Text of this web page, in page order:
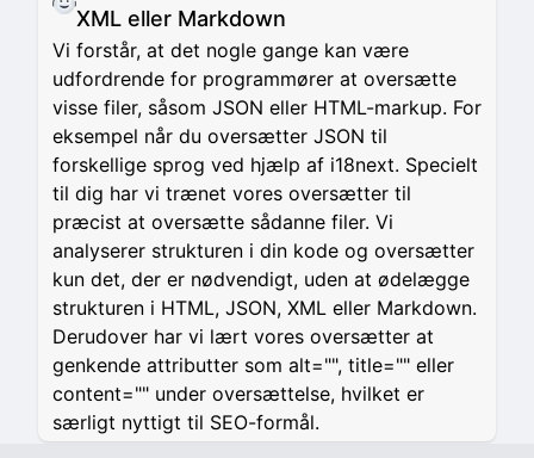
XML eller Markdown
Vi forstår, at det nogle gange kan være
udfordrende for programmører at oversætte
visse filer, såsom JSON eller HTML-markup. For
eksempel når du oversætter JSON til
forskellige sprog ved hjælp af i18next. Specielt
til dig har vi trænet vores oversætter til
præcist at oversætte sådanne filer. Vi
analyserer strukturen i din kode og oversætter
kun det, der er nødvendigt, uden at ødelægge
strukturen i HTML, JSON, XML eller Markdown.
Derudover har vi lært vores oversætter at
genkende attributter som alt="", title="" eller
content="" under oversættelse, hvilket er
særligt nyttigt til SEO-formål.